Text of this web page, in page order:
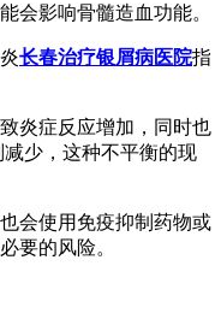
会影响骨髓造血功能。
长春治疗银屑病医院指
炎症反应增加，同时也
少，这种不平衡的现
会使用免疫抑制药物或
要的风险。